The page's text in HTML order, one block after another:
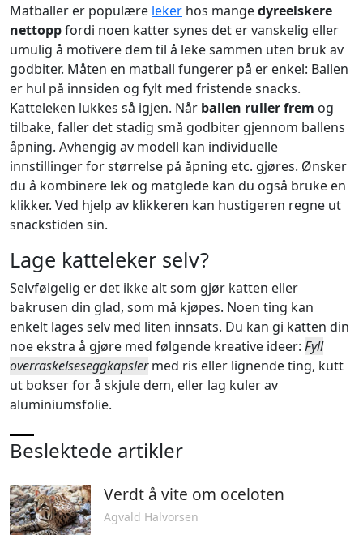
Matballer er populære leker hos mangedyreelskere
nettoppfordi noen katter synes det er vanskelig eller
umulig å motivere dem til å leke sammen uten bruk av
godbiter. Måten en matball fungerer på er enkel: Ballen
er hul på innsiden og fylt med fristende snacks.
Katteleken lukkes så igjen. Når ballen ruller frem og
tilbake, faller det stadig små godbiter gjennom ballens
åpning. Avhengig av modell kan individuelle
innstillinger for størrelse på åpning etc. gjøres. Ønsker
du å kombinere lek og matglede kan du også bruke en
klikker. Ved hjelp av klikkeren kan hustigeren regne ut
snackstiden sin.
Lage katteleker selv?
Selvfølgelig er det ikke alt som gjør katten eller
bakrusen din glad, som må kjøpes. Noen ting kan
enkelt lages selv med liten innsats. Du kan gi katten din
noe ekstra å gjøre med følgende kreative ideer: Fyll
overraskelseseggkapslermed ris eller lignende ting, kutt
ut bokser for å skjule dem, eller lag kuler av
aluminiumsfolie.
Beslektede artikler
Verdt å vite om oceloten
Agvald Halvorsen